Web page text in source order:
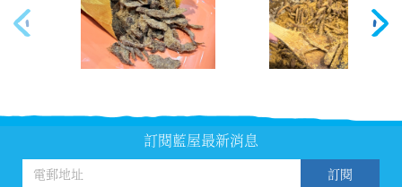
訂閱藍屋最新消息
訂閱